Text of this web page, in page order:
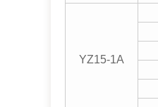
YZ15-1A